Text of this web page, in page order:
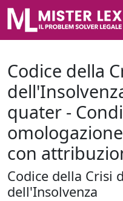
Codice della
quater -
con
Codice della Crisi
dell'Insolvenza